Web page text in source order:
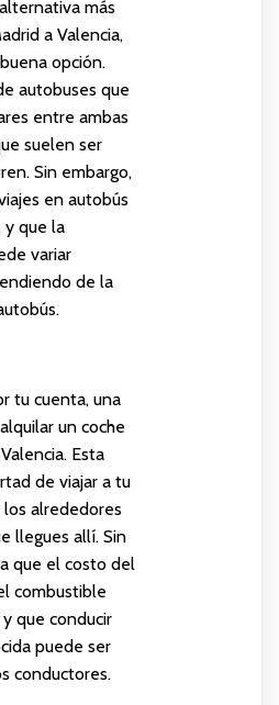
más
a Valencia,
opción.
autobuses que
entre ambas
suelen ser
Sin embargo,
en autobús
y que la
variar
de la
tu cuenta, una
un coche
Esta
de viajar a tu
alrededores
llegues allí. Sin
que el costo del
combustible
que conducir
puede ser
conductores.